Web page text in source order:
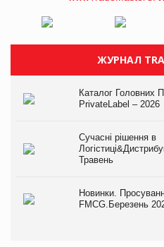
ЖУРНАЛ
Каталог Головних
PrivateLabel – 2026
Сучасні рішення в
Травень
Новинки.
FMCG.Березень